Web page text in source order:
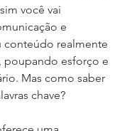
você vai
e
conteúdo realmente
poupando esforço e
Mas como saber
chave?